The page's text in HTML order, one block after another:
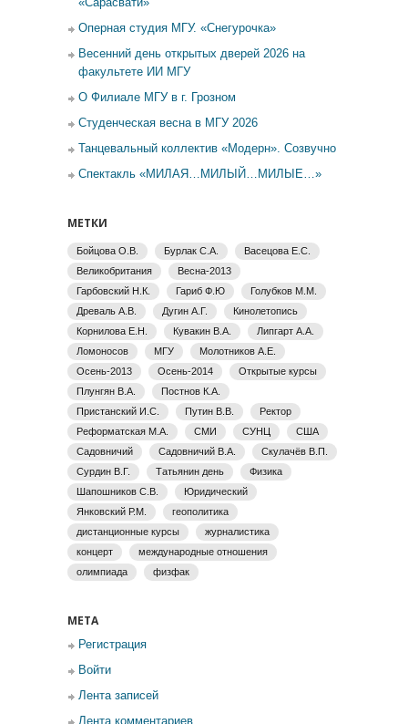
Оперная студия МГУ. «Снегурочка»
Весенний день открытых дверей 2026 на
факультете ИИ МГУ
О Филиале МГУ в г. Грозном
Студенческая весна в МГУ 2026
Танцевальный коллектив «Модерн». Созвучно
Спектакль «МИЛАЯ…МИЛЫЙ…МИЛЫЕ…»
МЕТКИ
Бойцова О.В. Бурлак С.А.
Васецова Е.С.
Великобритания
Весна-2013
Гарбовский Н.К.
Гариб Ф.Ю
Голубков М.М.
Древаль А.В.
Дугин А.Г.
Кинолетопись
Корнилова Е.Н.
Кувакин В.А.
Липгарт А.А.
Ломоносов
МГУ
Молотников А.Е.
Осень-2013
Осень-2014
Открытые курсы
Плунгян В.А.
Постнов К.А.
Пристанский И.С.
Путин В.В.
Ректор
Реформатская М.А.
СМИ СУНЦ
США
Садовничий
Садовничий В.А.
Скулачёв В.П.
Сурдин В.Г.
Татьянин день
Физика
Шапошников С.В.
Юридический
Янковский Р.М.
геополитика
дистанционные курсы
журналистика
концерт
международные отношения
олимпиада
физфак
МЕТА
Регистрация
Войти
Лента записей
Лента комментариев